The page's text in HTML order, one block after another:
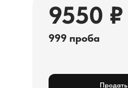
9550 ₽
999 проба
Продать